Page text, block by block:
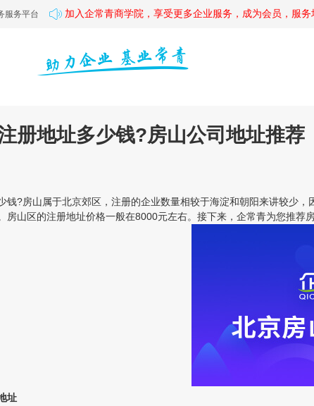
服务平台 加入企常青商学院，享受更多企业服务，成为会员，服务
册地址多少钱?房山公司地址推荐
房山属于北京郊区，注册的企业数量相较于海淀和朝阳来讲较少，
房山区的注册地址价格一般在8000元左右。接下来，企常青为您推荐
址